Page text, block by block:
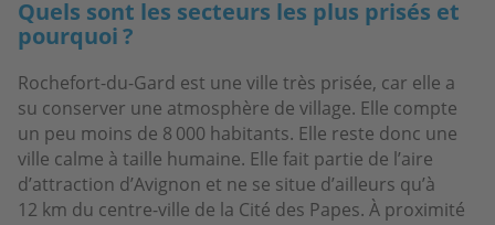
Quels sont les secteurs les plus prisés et
pourquoi ?
Rochefort-du-Gard est une ville très prisée, car elle a
su conserver une atmosphère de village. Elle compte
un peu moins de 8 000 habitants. Elle reste donc une
ville calme à taille humaine. Elle fait partie de l’aire
d’attraction d’Avignon et ne se situe d’ailleurs qu’à
12 km du centre-ville de la Cité des Papes. À proximité